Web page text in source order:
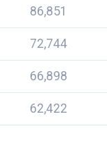
86,851
72,744
66,898
62,422